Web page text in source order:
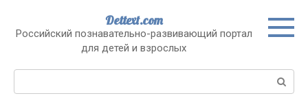
контенту
Dettext.com
Российский познавательно-развивающий портал
для детей и взрослых
Поиск: